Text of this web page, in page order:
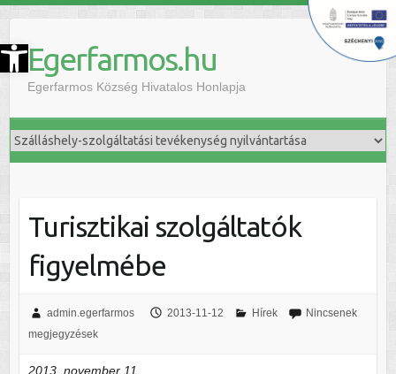
Eszköztár megnyitása Egerfarmos.hu
Egerfarmos Község Hivatalos Honlapja
Turisztikai szolgáltatók
figyelmébe
admin.egerfarmos 2013-11-12 Hírek
Nincsenek
megjegyzések
2013. november 11.